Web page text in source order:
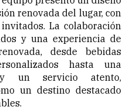
renovada del lugar, con
La colaboración
y una experiencia de
desde bebidas
hasta una
y un servicio atento,
un destino destacado